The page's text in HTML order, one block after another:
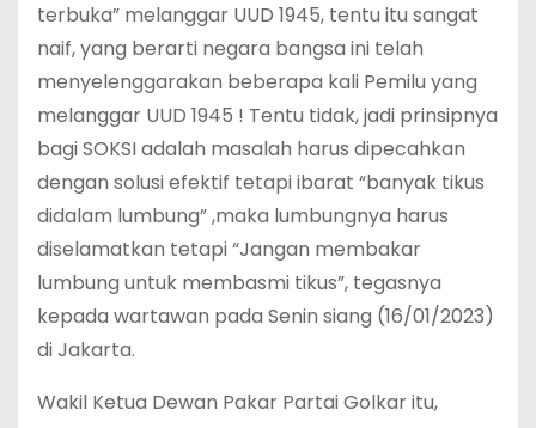
terbuka” melanggar UUD 1945, tentu itu sangat
naif, yang berarti negara bangsa ini telah
menyelenggarakan beberapa kali Pemilu yang
melanggar UUD 1945 ! Tentu tidak, jadi prinsipnya
bagi SOKSI adalah masalah harus dipecahkan
dengan solusi efektif tetapi ibarat “banyak tikus
didalam lumbung” ,maka lumbungnya harus
diselamatkan tetapi “Jangan membakar
lumbung untuk membasmi tikus”, tegasnya
kepada wartawan pada Senin siang (16/01/2023)
di Jakarta.
Wakil Ketua Dewan Pakar Partai Golkar itu,